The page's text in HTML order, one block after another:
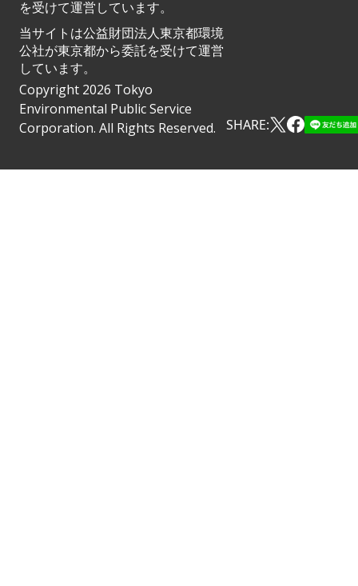
を受けて運営しています。
当サイトは公益財団法人東京都環境
公社が東京都から委託を受けて運営
しています。
Copyright 2026 Tokyo
Environmental Public Service
Corporation. All Rights Reserved.
SHARE: